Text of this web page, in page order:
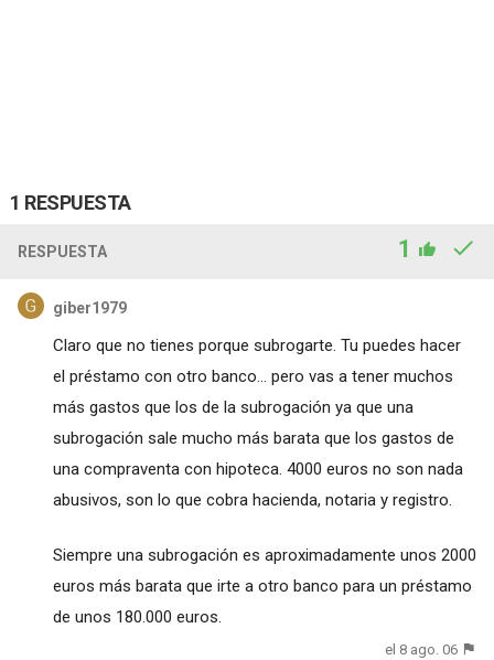
1 RESPUESTA
RESPUESTA 1
giber1979
Claro que no tienes porque subrogarte. Tu puedes hacer
el préstamo con otro banco... pero vas a tener muchos
más gastos que los de la subrogación ya que una
subrogación sale mucho más barata que los gastos de
una compraventa con hipoteca. 4000 euros no son nada
abusivos, son lo que cobra hacienda, notaria y registro.
Siempre una subrogación es aproximadamente unos 2000
euros más barata que irte a otro banco para un préstamo
de unos 180.000 euros.
el 8 ago. 06